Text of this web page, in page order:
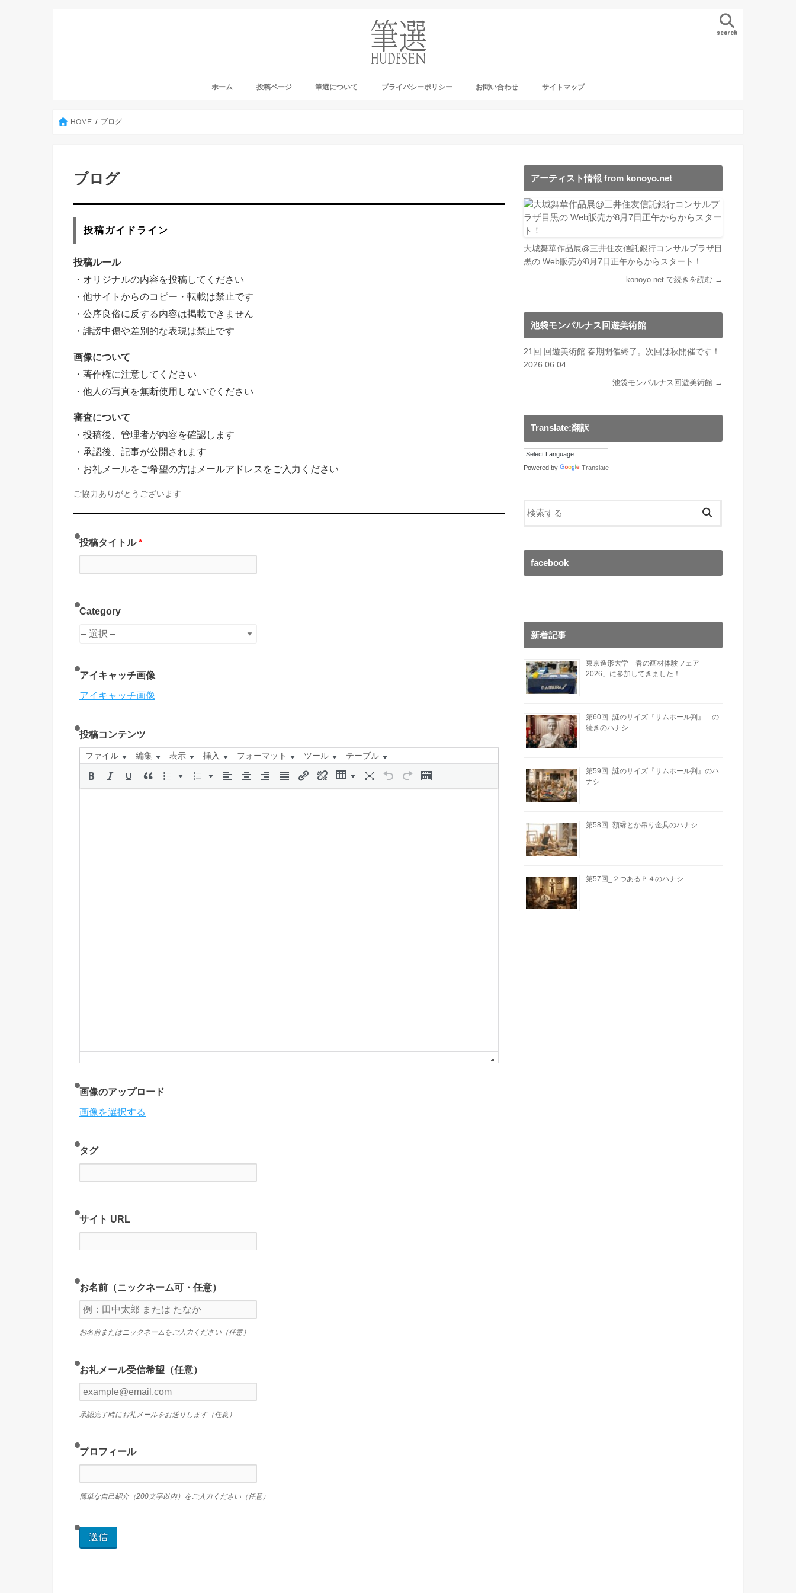
search
ホーム 投稿ページ 筆選について プライバシーポリシー お問い合わせ サイトマップ
HOME ブログ
ブログ
投稿ガイドライン
投稿ルール
・オリジナルの内容を投稿してください
・他サイトからのコピー・転載は禁止です
・公序良俗に反する内容は掲載できません
・誹謗中傷や差別的な表現は禁止です
画像について
・著作権に注意してください
・他人の写真を無断使用しないでください
審査について
・投稿後、管理者が内容を確認します
・承認後、記事が公開されます
・お礼メールをご希望の方はメールアドレスをご入力ください
ご協力ありがとうございます
投稿タイトル*
Category
アイキャッチ画像
アイキャッチ画像
投稿コンテンツ
ファイル 編集 表示 挿入 フォーマット ツール テーブル
画像のアップロード
画像を選択する
タグ
サイト URL
お名前（ニックネーム可・任意）
お名前またはニックネームをご入力ください（任意）
お礼メール受信希望（任意）
承認完了時にお礼メールをお送りします（任意）
プロフィール
簡単な自己紹介（200文字以内）をご入力ください（任意）
アーティスト情報 from konoyo.net
大城舞華作品展@三井住友信託銀行コンサルプラザ目
黒の Web販売が8月7日正午からからスタート！
konoyo.net で続きを読む →
池袋モンパルナス回遊美術館
21回 回遊美術館 春期開催終了。次回は秋開催です！
2026.06.04
池袋モンパルナス回遊美術館 →
Translate:翻訳
Powered by Translate
facebook
新着記事
東京造形大学「春の画材体験フェア
2026」に参加してきました！
第60回_謎のサイズ『サムホール判』…の
続きのハナシ
第59回_謎のサイズ『サムホール判』のハ
ナシ
第58回_額縁とか吊り金具のハナシ
第57回_２つあるＰ４のハナシ